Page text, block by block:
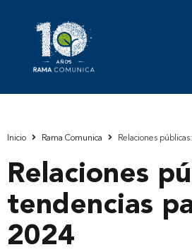
Inicio Rama Comunica Relaciones
Relaciones
tendencias
2024